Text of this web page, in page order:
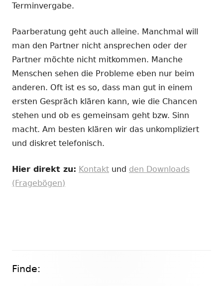
Terminvergabe.
Paarberatung geht auch alleine. Manchmal will
man den Partner nicht ansprechen oder der
Partner möchte nicht mitkommen. Manche
Menschen sehen die Probleme eben nur beim
anderen. Oft ist es so, dass man gut in einem
ersten Gespräch klären kann, wie die Chancen
stehen und ob es gemeinsam geht bzw. Sinn
macht. Am besten klären wir das unkompliziert
und diskret telefonisch.
Hier direkt zu: Kontakt und den Downloads
(Fragebögen)
Haupt-
Finde: